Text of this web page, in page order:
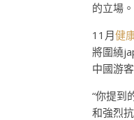
的立場。
11月健
將圍繞
中國游
“你提到
和強烈